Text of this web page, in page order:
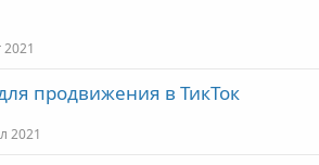
2021
продвижения в ТикТок
2021